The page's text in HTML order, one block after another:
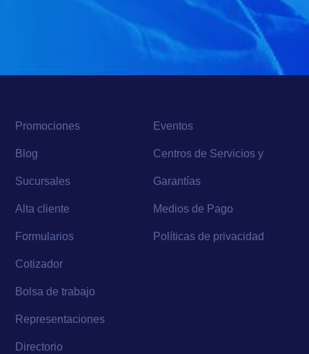
Promociones
Blog
Sucursales
Alta cliente
Formularios
Eventos
Centros de Servicios y
Garantías
Medios de Pago
Políticas de privacidad
Cotizador
Bolsa de trabajo
Representaciones
Directorio